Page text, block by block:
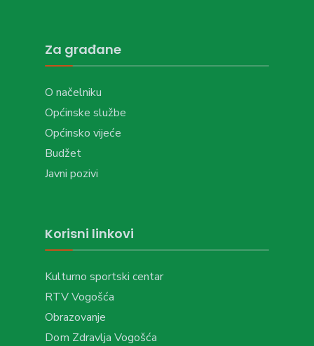
Za građane
O načelniku
Općinske službe
Općinsko vijeće
Budžet
Javni pozivi
Korisni linkovi
Kulturno sportski centar
RTV Vogošća
Obrazovanje
Dom Zdravlja Vogošća